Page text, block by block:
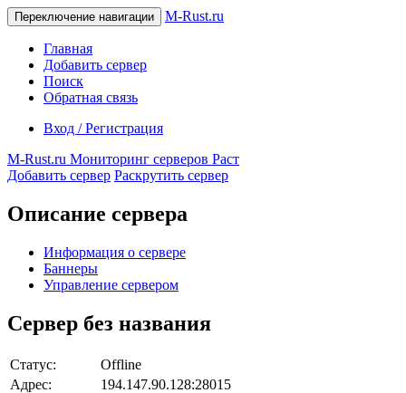
Переключение навигации M-Rust.ru
Главная
Добавить сервер
Поиск
Обратная связь
Вход / Регистрация
M-Rust.ru Мониторинг серверов Раст
Добавить сервер Раскрутить сервер
Описание сервера
Информация о сервере
Баннеры
Управление сервером
Сервер без названия
Статус:
Offline
Адрес:
194.147.90.128:28015